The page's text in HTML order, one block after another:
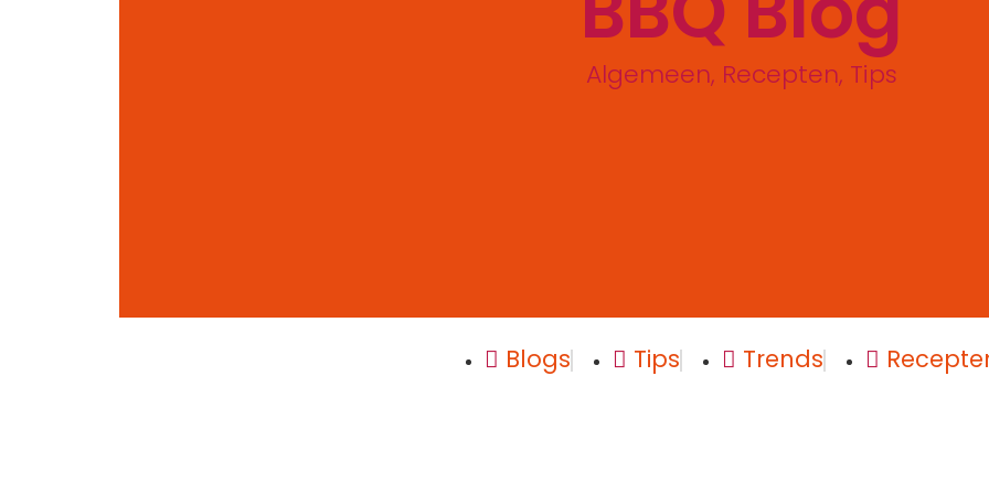
Algemeen, Recepten, Tips
Blogs Tips Trends